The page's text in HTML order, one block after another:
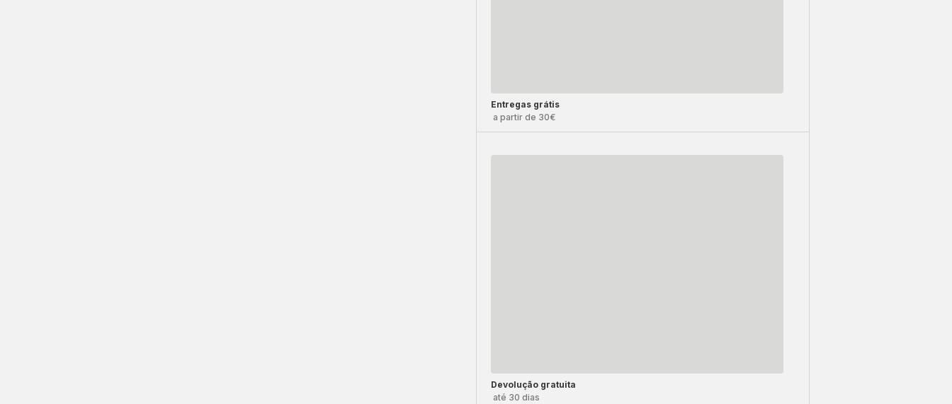
Entregas grátis
a partir de 30€
Devolução gratuita
até 30 dias